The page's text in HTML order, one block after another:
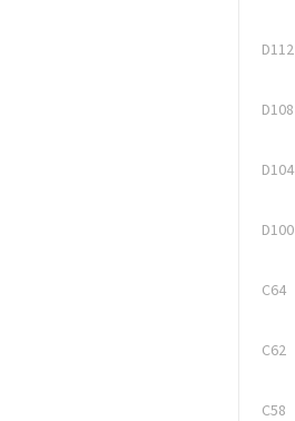
D112
D108
D104
D100
C64
C62
C58